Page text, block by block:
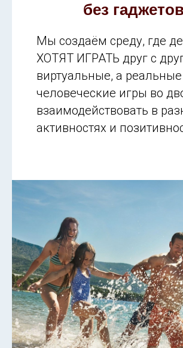
без гаджетов
Мы создаём среду, где
ХОТЯТ ИГРАТЬ друг с
виртуальные, а
человеческие игры во
взаимодействовать в
активностях и